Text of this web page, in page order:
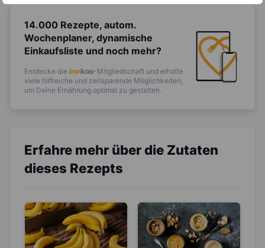
14.000 Rezepte, autom.
Wochenplaner, dynamische
Einkaufsliste und noch mehr?
Entdecke die invikoo-Mitgliedschaft und erhalte
viele hilfreiche und zeitsparende Möglichkeiten,
um Deine Ernährung optimal zu gestalten.
Erfahre mehr über die Zutaten
dieses Rezepts